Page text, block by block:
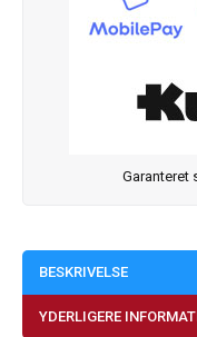
Garanteret
BESKRIVELSE
YDERLIGERE